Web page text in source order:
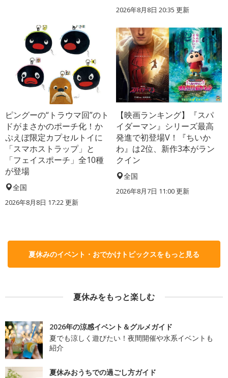
2026年8月8日 20:35 更新
ピングーの“トラウマ回”のト
ドがまさかのポーチ化！か
ぷえぼ限定カプセルトイに
「スマホストラップ」と
「フェイスポーチ」全10種
が登場
全国
2026年8月8日 17:22更新
【映画ランキング】『スパ
イダーマン』シリーズ最高
発進で初登場V！『ちいか
わ』は2位、新作3本がラン
クイン
全国
2026年8月7日 11:00更新
夏休みのイベント・おでかけトピックスをもっと見る
夏休みをもっと楽しむ
2026年の涼感イベント＆グルメガイド
夏でも涼しく遊びたい！夜間開催や水系イベントも
紹介
夏休みおうちでの過ごし方ガイド